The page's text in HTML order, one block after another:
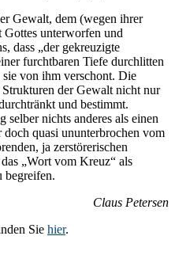
Gewalt, dem (wegen ihrer
unterworfen und
dass „der gekreuzigte
furchtbaren Tiefe durchlitten
von ihm verschont. Die
der Gewalt nicht nur
und bestimmt.
nichts anderes als einen
quasi ununterbrochen vom
ja zerstörerischen
„Wort vom Kreuz“ als
begreifen.
Claus Petersen
Sie hier.